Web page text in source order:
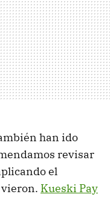
han ido
revisar
el
Kueski Pay